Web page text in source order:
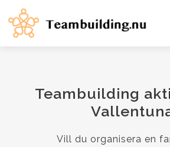
Teambuilding
Vill du organisera en